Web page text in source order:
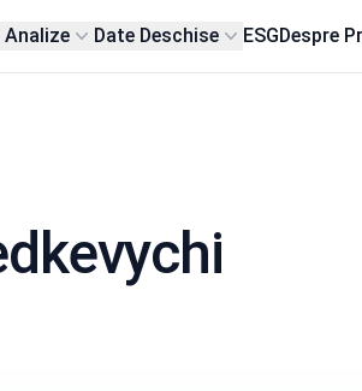
Analize Date Deschise ESGDespre